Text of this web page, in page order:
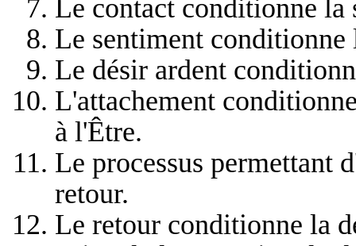
Le contact conditionne la
Le sentiment conditionne
Le désir ardent
L'attachement
à l'Être.
Le processus permettant
retour.
Le retour conditionne la